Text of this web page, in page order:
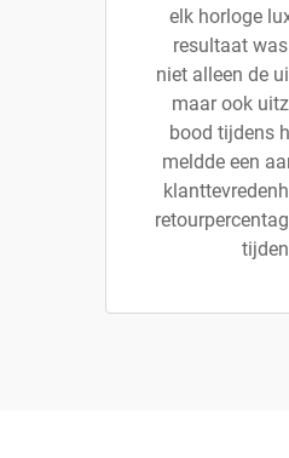
elk horloge
resultaat
niet alleen de
maar ook
bood tijdens
meldde een